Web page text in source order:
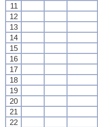
11
12
13
14
15
16
17
18
19
20
21
22